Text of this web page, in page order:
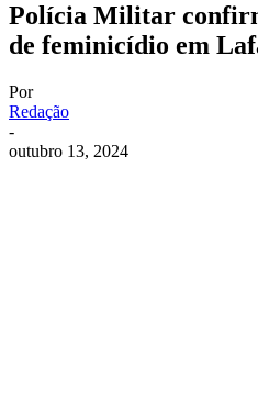
Polícia Militar
de feminicídio em
Por
Redação
-
outubro 13, 2024